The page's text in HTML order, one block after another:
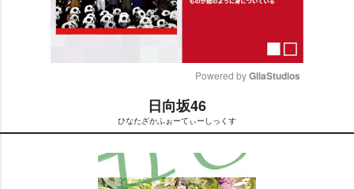
t
Powered by GliaStudios
日向坂46
ひなたざかふぉーてぃーしっくす